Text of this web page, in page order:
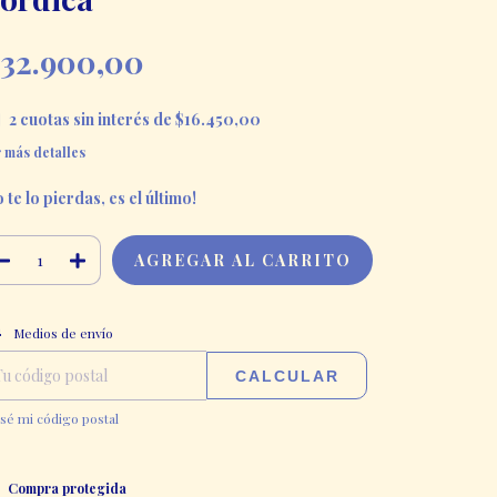
2 cuotas sin interés de $16.450,00
más detalles
te lo pierdas, es el último!
para el CP:
Medios de envío
CALCULAR
mi código postal
Compra protegida